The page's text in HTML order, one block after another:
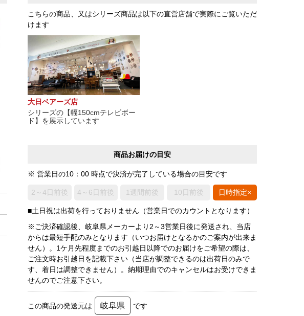
こちらの商品、又はシリーズ商品は以下の直営店舗で実際にご覧いただ
けます
大日ベアーズ店
シリーズの【幅150cmテレビボー
ド 】を展示しています
商品お届けの目安
※ 営業日の10：00 時点で決済が完了している場合の目安です
2～4日前後 4～6日前後 1週間前後 10日前後 日時指定×
■土日祝は出荷を行っておりません（営業日でのカウントとなります）
※ご決済確認後、岐阜県メーカーより2～3営業日後に発送され、当店
からは最短手配のみとなります（いつお届けとなるかのご案内が出来ま
せん）。1ケ月先程度までのお引越日以降でのお届けをご希望の際は、
ご注文時お引越日を記載下さい（当店が調整できるのは出荷日のみで
す、着日は調整できません）。納期理由でのキャンセルはお受けできま
せんのでご注意下さい。
この商品の発送元は 岐阜県 です